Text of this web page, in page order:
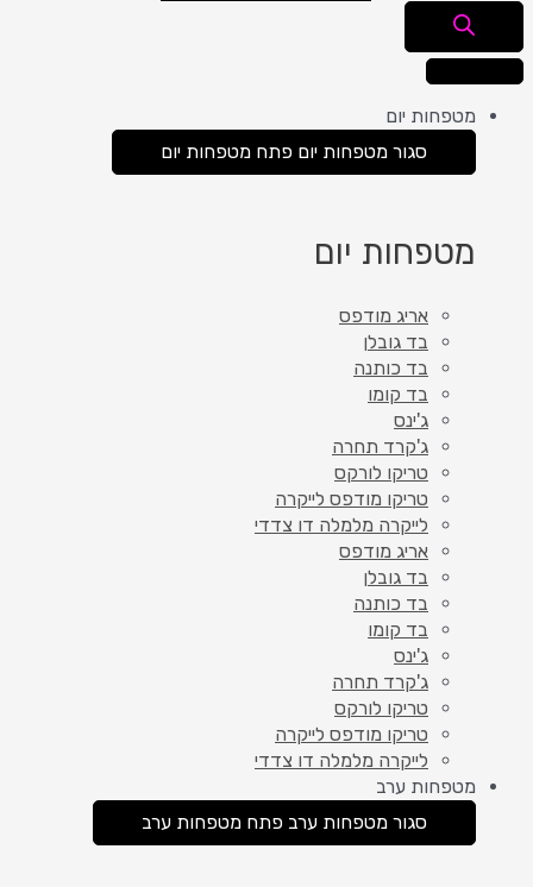
מטפחות יום
סגור מטפחות יום פתח מטפחות יום
מטפחות יום
אריג מודפס
בד גובלן
בד כותנה
בד קומו
ג'ינס
ג'קרד תחרה
טריקו לורקס
טריקו מודפס לייקרה
לייקרה מלמלה דו צדדי
אריג מודפס
בד גובלן
בד כותנה
בד קומו
ג'ינס
ג'קרד תחרה
טריקו לורקס
טריקו מודפס לייקרה
לייקרה מלמלה דו צדדי
מטפחות ערב
סגור מטפחות ערב פתח מטפחות ערב